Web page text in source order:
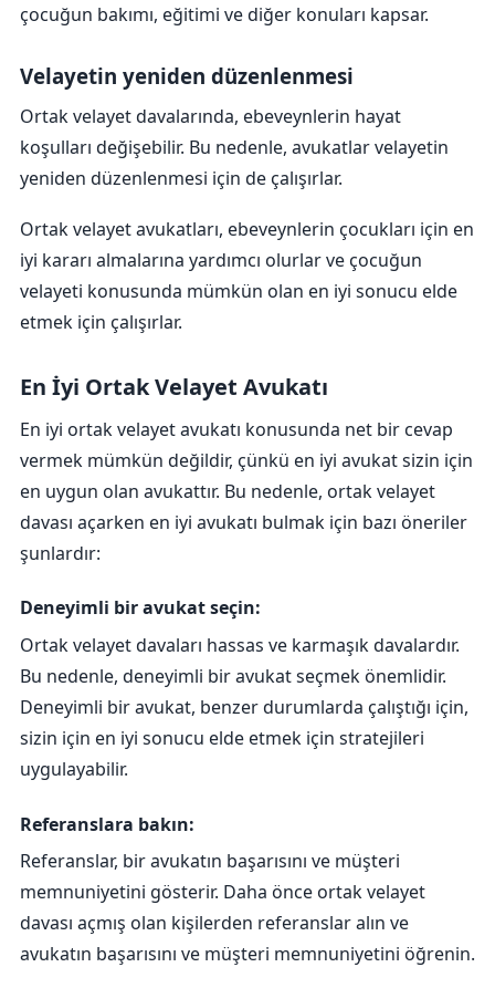
çocuğun bakımı, eğitimi ve diğer konuları kapsar.
Velayetin yeniden düzenlenmesi
Ortak velayet davalarında, ebeveynlerin hayat
koşulları değişebilir. Bu nedenle, avukatlar velayetin
yeniden düzenlenmesi için de çalışırlar.
Ortak velayet avukatları, ebeveynlerin çocukları için en
iyi kararı almalarına yardımcı olurlar ve çocuğun
velayeti konusunda mümkün olan en iyi sonucu elde
etmek için çalışırlar.
En İyi Ortak Velayet Avukatı
En iyi ortak velayet avukatı konusunda net bir cevap
vermek mümkün değildir, çünkü en iyi avukat sizin için
en uygun olan avukattır. Bu nedenle, ortak velayet
davası açarken en iyi avukatı bulmak için bazı öneriler
şunlardır:
Deneyimli bir avukat seçin:
Ortak velayet davaları hassas ve karmaşık davalardır.
Bu nedenle, deneyimli bir avukat seçmek önemlidir.
Deneyimli bir avukat, benzer durumlarda çalıştığı için,
sizin için en iyi sonucu elde etmek için stratejileri
uygulayabilir.
Referanslara bakın:
Referanslar, bir avukatın başarısını ve müşteri
memnuniyetini gösterir. Daha önce ortak velayet
davası açmış olan kişilerden referanslar alın ve
avukatın başarısını ve müşteri memnuniyetini öğrenin.